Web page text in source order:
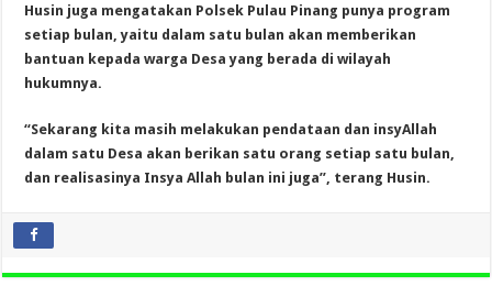
Husin juga mengatakan Polsek Pulau Pinang punya program
setiap bulan, yaitu dalam satu bulan akan memberikan
bantuan kepada warga Desa yang berada di wilayah
hukumnya.
“Sekarang kita masih melakukan pendataan dan insyAllah
dalam satu Desa akan berikan satu orang setiap satu bulan,
dan realisasinya Insya Allah bulan ini juga”, terang Husin.